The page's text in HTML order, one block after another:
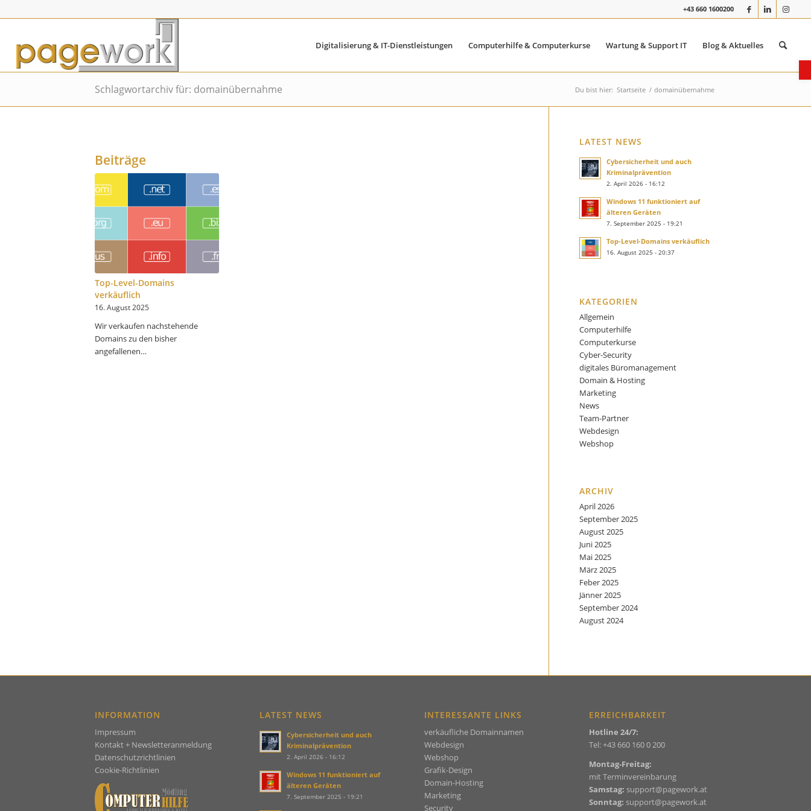
+43 660 1600200
Digitalisierung & IT-Dienstleistungen Computerhilfe & Computerkurse Wartung & Support IT Blog & Aktuelles
Schlagwortarchiv für: domainübernahme Du bist hier: Startseite / domainübernahme
Beiträge
Top-Level-Domains
verkäuflich
16. August 2025
Wir verkaufen nachstehende
Domains zu den bisher
angefallenen…
LATEST NEWS
Cybersicherheit und auch
Kriminalprävention
2. April 2026 - 16:12
Windows 11 funktioniert auf
älteren Geräten
7. September 2025 - 19:21
Top-Level-Domains verkäuflich
16. August 2025 - 20:37
KATEGORIEN
Allgemein
Computerhilfe
Computerkurse
Cyber-Security
digitales Büromanagement
Domain & Hosting
Marketing
News
Team-Partner
Webdesign
Webshop
ARCHIV
April 2026
September 2025
August 2025
Juni 2025
Mai 2025
März 2025
Feber 2025
Jänner 2025
September 2024
August 2024
INFORMATION
Impressum
Kontakt + Newsletteranmeldung
Datenschutzrichtlinien
Cookie-Richtlinien
LATEST NEWS
Cybersicherheit und auch
Kriminalprävention
2. April 2026 - 16:12
Windows 11 funktioniert auf
älteren Geräten
7. September 2025 - 19:21
INTERESSANTE LINKS
verkäufliche Domainnamen
Webdesign
Webshop
Grafik-Design
Domain-Hosting
Marketing
Security
ERREICHBARKEIT
Hotline 24/7:
Tel:+43 660 160 0 200
Montag-Freitag:
mit Terminvereinbarung
Samstag: support@pagework.at
Sonntag: support@pagework.at